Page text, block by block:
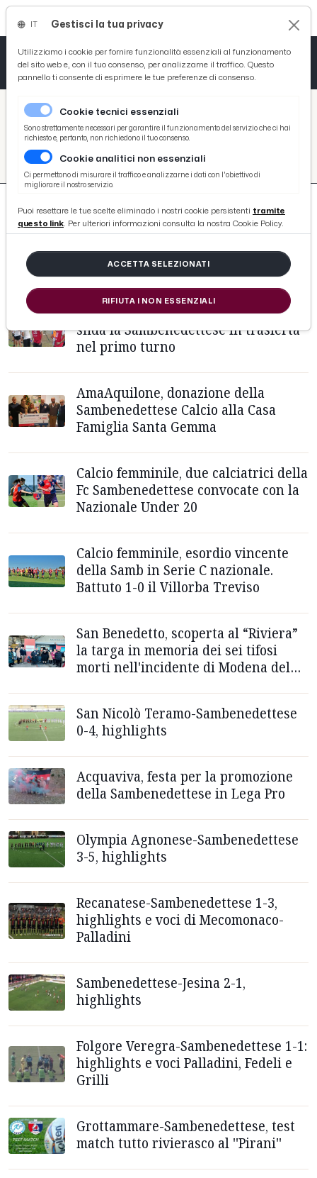
/ Picenotime
/ #sambenedettese-calcio
#SAMBENEDETTESE-CALCIO
48 ARTICOLI
Coppa Italia Serie D, l'Atletico Ascoli
sfida la Sambenedettese in trasferta
nel primo turno
AmaAquilone, donazione della
Sambenedettese Calcio alla Casa
Famiglia Santa Gemma
Calcio femminile, due calciatrici della
Fc Sambenedettese convocate con la
Nazionale Under 20
Calcio femminile, esordio vincente
della Samb in Serie C nazionale.
Battuto 1-0 il Villorba Treviso
San Benedetto, scoperta al “Riviera”
la targa in memoria dei sei tifosi
morti nell'incidente di Modena del
San Nicolò Teramo-Sambenedettese
0-4, highlights
Acquaviva, festa per la promozione
della Sambenedettese in Lega Pro
Olympia Agnonese-Sambenedettese
3-5, highlights
Recanatese-Sambenedettese 1-3,
highlights e voci di Mecomonaco-
Palladini
Sambenedettese-Jesina 2-1,
highlights
Folgore Veregra-Sambenedettese 1-1:
highlights e voci Palladini, Fedeli e
Grilli
Grottammare-Sambenedettese, test
match tutto rivierasco al ''Pirani''
Gestisci la tua privacy
Utilizziamo i cookie per fornire funzionalità essenziali al funzionamento
del sito web e, con il tuo consenso, per analizzarne il traffico. Questo
pannello ti consente di esprimere le tue preferenze di consenso.
Cookie tecnici essenziali
Sono strettamente necessari per garantire il funzionamento del servizio che ci hai
richiesto e, pertanto, non richiedono il tuo consenso.
Cookie analitici non essenziali
Ci permettono di misurare il traffico e analizzarne i dati con l'obiettivo di
migliorare il nostro servizio.
Puoi resettare le tue scelte eliminado i nostri cookie persistenti tramite
questo link. Per ulteriori informazioni consulta la nostra Cookie Policy.
ACCETTA SELEZIONATI
RIFIUTA I NON ESSENZIALI
Tutto News
Tutto Sport
Basket
Ciclismo
Tutto Curiosità